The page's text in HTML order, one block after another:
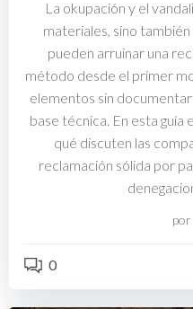
La okupación y el
materiales, sino
pueden arruinar una
método desde el primer
elementos sin
base técnica. En esta guía
qué discuten las
reclamación sólida por
por
0